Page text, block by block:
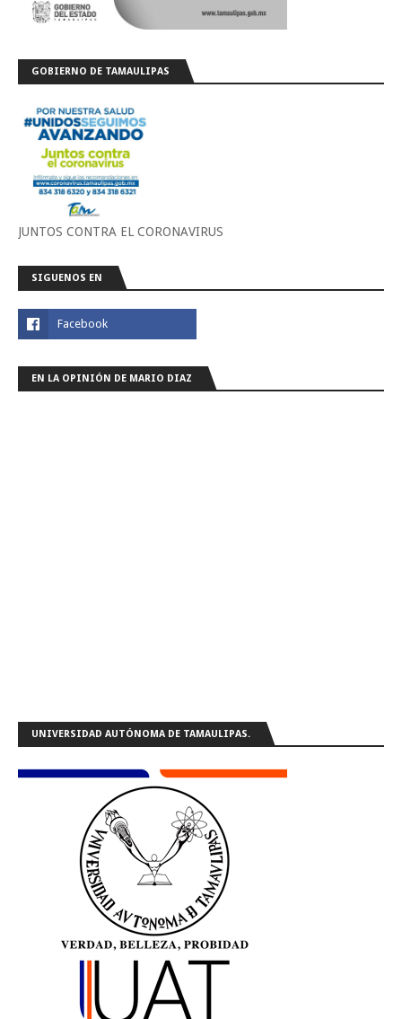
GOBIERNO DE TAMAULIPAS
JUNTOS CONTRA EL CORONAVIRUS
SIGUENOS EN
EN LA OPINIÓN DE MARIO DIAZ
UNIVERSIDAD AUTÓNOMA DE TAMAULIPAS.